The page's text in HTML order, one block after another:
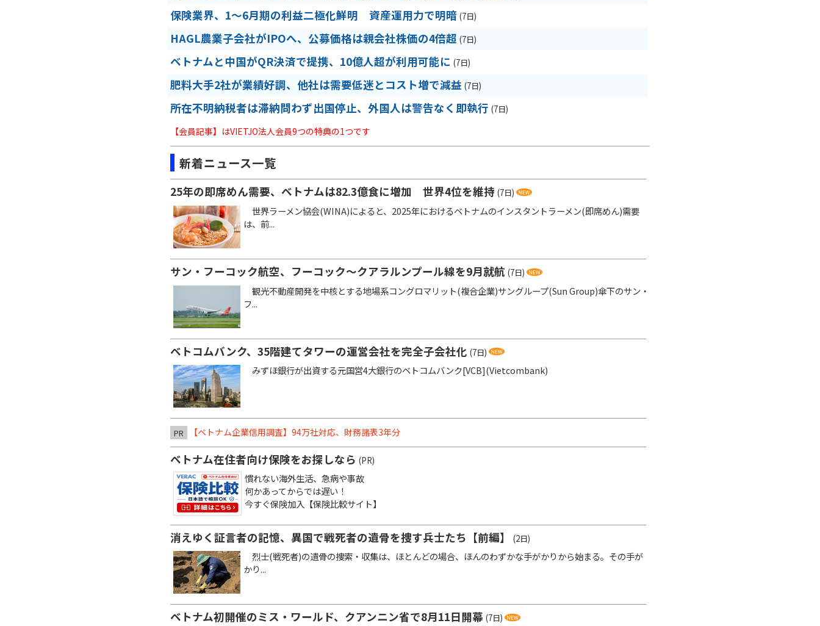
保険業界、1～6月期の利益二極化鮮明 資産運用力で明暗 (7日)
HAGL農業子会社がIPOへ、公募価格は親会社株価の4倍超 (7日)
ベトナムと中国がQR決済で提携、10億人超が利用可能に (7日)
肥料大手2社が業績好調、他社は需要低迷とコスト増で減益 (7日)
所在不明納税者は滞納問わず出国停止、外国人は警告なく即執行 (7日)
【会員記事】はVIETJO法人会員9つの特典の1つです
新着ニュース一覧
25年の即席めん需要、ベトナムは82.3億食に増加 世界4位を維持 (7日)
世界ラーメン協会(WINA)によると、2025年におけるベトナムのインスタントラーメン(即席めん)需要
は、前...
サン・フーコック航空、フーコック～クアラルンプール線を9月就航 (7日)
観光不動産開発を中核とする地場系コングロマリット(複合企業)サングループ(Sun Group)傘下のサン・
フ...
ベトコムバンク、35階建てタワーの運営会社を完全子会社化 (7日)
みずほ銀行が出資する元国営4大銀行のベトコムバンク[VCB](Vietcombank)
PR 【ベトナム企業信用調査】94万社対応、財務諸表3年分
ベトナム在住者向け保険をお探しなら (PR)
慣れない海外生活、急病や事故
何かあってからでは遅い！
今すぐ保険加入【保険比較サイト】
消えゆく証言者の記憶、異国で戦死者の遺骨を捜す兵士たち【前編】 (2日)
烈士(戦死者)の遺骨の捜索・収集は、ほとんどの場合、ほんのわずかな手がかりから始まる。その手が
かり...
ベトナム初開催のミス・ワールド、クアンニン省で8月11日開幕 (7日)